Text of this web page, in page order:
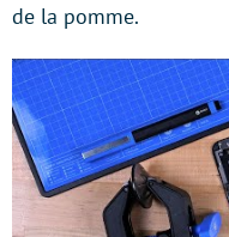
de la pomme.